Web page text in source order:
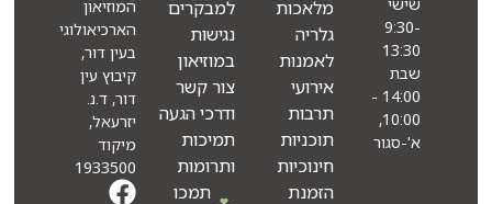
מלאכות
גלריה
לאמנות
אירועי
תרבות
תוכניות
למבקרים
נגישות
במוזיאון
צור קשר
ודרכי הגעה
תמיכות
ותרומות
המוזיאון
הארכיאולוגי
קיבוץ עין
דור, ד.נ.
יזרעאל,
מיקוד
1933500